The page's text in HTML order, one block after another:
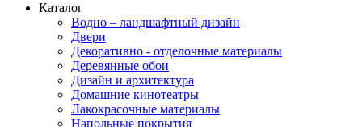
Каталог
Водно – ландшафтный дизайн
Двери
Декоративно - отделочные материалы
Деревянные обои
Дизайн и архитектура
Домашние кинотеатры
Лакокрасочные материалы
Напольные покрытия